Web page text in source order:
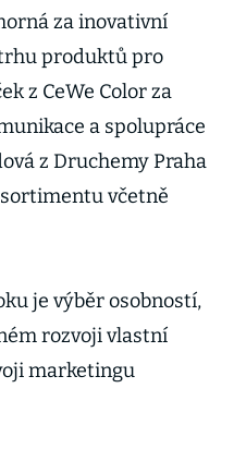
za inovativní
produktů pro
z CeWe Color za
a spolupráce
z Druchemy Praha
včetně
je výběr osobností,
rozvoji vlastní
marketingu